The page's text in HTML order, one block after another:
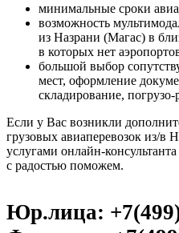
минимальные сроки
возможность
из Назрани (Магас) в
в которых нет
большой выбор
мест, оформление
складирование,
Если у Вас возникли
грузовых авиаперевозок из/в
услугами онлайн-
с радостью поможем.
Юр.лица: